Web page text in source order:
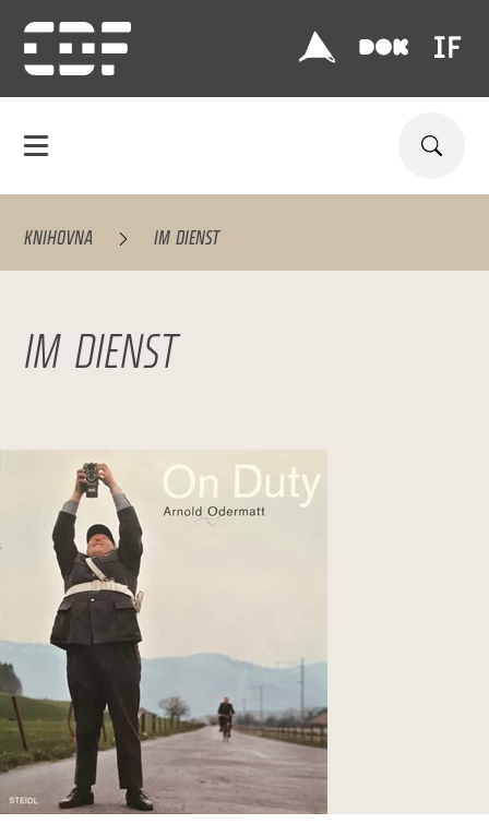
KNIHOVNA IM DIENST
IM DIENST